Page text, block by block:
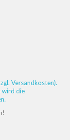
Versandkosten).
wird die